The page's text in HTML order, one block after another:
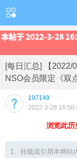
本帖于 2022-3-28
[每日汇总] 【2022/
NSO会员限定《双
197149
2022-3-28
浏览此历
1、转载或引用本网站